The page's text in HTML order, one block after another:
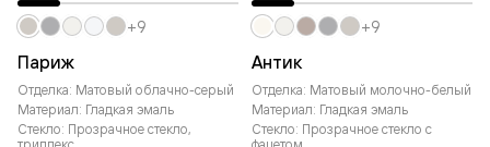
Париж
Отделка: Матовый облачно-серый
Материал: Гладкая эмаль
Стекло: Прозрачное стекло,
+9
Антик
Отделка: Матовый молочно-белый
Материал: Гладкая эмаль
Стекло: Прозрачное стекло с
+9